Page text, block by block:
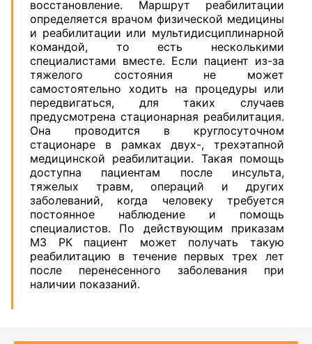
восстановление. Маршрут реабилитации
определяется врачом физической медицины
и реабилитации или мультидисциплинарной
командой, то есть несколькими
специалистами вместе. Если пациент из-за
тяжелого состояния не может
самостоятельно ходить на процедуры или
передвигаться, для таких случаев
предусмотрена стационарная реабилитация.
Она проводится в круглосуточном
стационаре в рамках двух-, трехэтапной
медицинской реабилитации. Такая помощь
доступна пациентам после инсульта,
тяжелых травм, операций и других
заболеваний, когда человеку требуется
постоянное наблюдение и помощь
специалистов. По действующим приказам
МЗ РК пациент может получать такую
реабилитацию в течение первых трех лет
после перенесенного заболевания при
наличии показаний.